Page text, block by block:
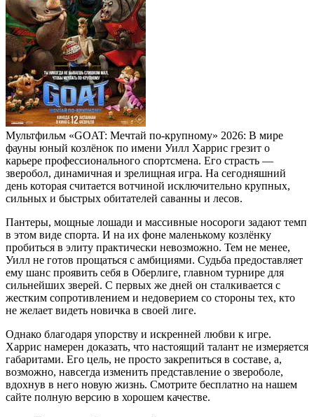
Мультфильм «GOAT: Мечтай по-крупному» 2026: В мире
фауны юный козлёнок по имени Уилл Харрис грезит о
карьере профессионального спортсмена. Его страсть —
зверобол, динамичная и зрелищная игра. На сегодняшний
день которая считается вотчиной исключительно крупных,
сильных и быстрых обитателей саванны и лесов.
Пантеры, мощные лошади и массивные носороги задают темп
в этом виде спорта. И на их фоне маленькому козлёнку
пробиться в элиту практически невозможно. Тем не менее,
Уилл не готов прощаться с амбициями. Судьба предоставляет
ему шанс проявить себя в Оберлиге, главном турнире для
сильнейших зверей. С первых же дней он сталкивается с
жестким сопротивлением и недоверием со стороны тех, кто
не желает видеть новичка в своей лиге.
Однако благодаря упорству и искренней любви к игре.
Харрис намерен доказать, что настоящий талант не измеряется
габаритами. Его цель, не просто закрепиться в составе, а,
возможно, навсегда изменить представление о звероболе,
вдохнув в него новую жизнь. Смотрите бесплатно на нашем
сайте полную версию в хорошем качестве.